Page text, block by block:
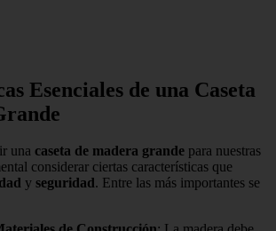
Esenciales de una Caseta
una caseta de madera grande para nuestras
considerar ciertas características que
y seguridad. Entre las más importantes se